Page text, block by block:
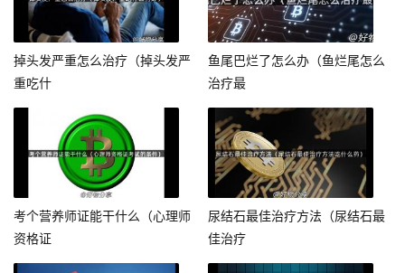
掉头发严重怎么治疗（掉头发严
重吃什
鱼尾巴烂了怎么办（鱼烂尾怎么
治疗最
考个营养师证能干什么（心理师
资格证
尿结石最佳治疗方法（尿结石最
佳治疗